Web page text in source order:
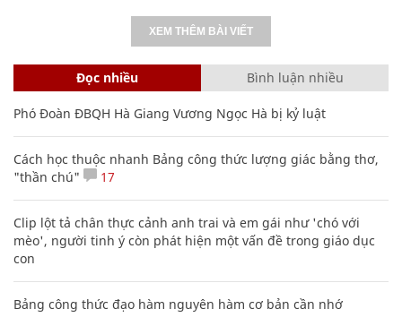
XEM THÊM BÀI VIẾT
Đọc nhiều Bình luận nhiều
Phó Đoàn ĐBQH Hà Giang Vương Ngọc Hà bị kỷ luật
Cách học thuộc nhanh Bảng công thức lượng giác bằng thơ,
"thần chú"
17
Clip lột tả chân thực cảnh anh trai và em gái như 'chó với
mèo', người tinh ý còn phát hiện một vấn đề trong giáo dục
con
Bảng công thức đạo hàm nguyên hàm cơ bản cần nhớ